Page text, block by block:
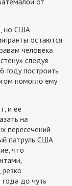
но США
остаются
человека
следуя
построить
помогло ему
и ее
на
пересечений
патруль США
что
до чуть